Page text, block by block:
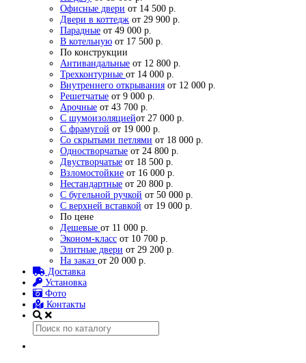
Офисные двери от 14 500 р.
Двери в коттедж от 29 900 р.
Парадные от 49 000 р.
В котельную от 17 500 р.
По конструкции
Антивандальные от 12 800 р.
Трехконтурные от 14 000 р.
Внутреннего открывания от 12 000 р.
Решетчатые от 9 000 р.
Арочные от 43 700 р.
С шумоизоляциейот 27 000 р.
С фрамугой от 19 000 р.
Со скрытыми петлями от 18 000 р.
Одностворчатые от 24 800 р.
Двустворчатые от 18 500 р.
Взломостойкие от 16 000 р.
Нестандартные от 20 800 р.
С бугельной ручкой от 50 000 р.
С верхней вставкой от 19 000 р.
По цене
Дешевые от 11 000 р.
Эконом-класс от 10 700 р.
Элитные двери от 29 200 р.
На заказ от 20 000 р.
Доставка
Установка
Фото
Контакты